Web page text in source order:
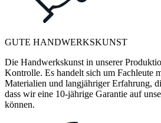
GUTE HANDWERKSKUNST
Die Handwerkskunst in unserer
Kontrolle. Es handelt sich um Fachleute
Materialien und langjähriger Erfahrung,
dass wir eine 10-jährige Garantie auf
können.